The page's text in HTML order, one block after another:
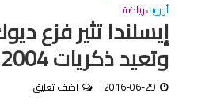
أوروبا•رياضة
إيسلندا تثير فزع
وتعيد ذكريات 2004
2016-06-29 اضف تعليق